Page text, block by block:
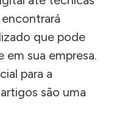
que pode
sua empresa.
para a
são uma